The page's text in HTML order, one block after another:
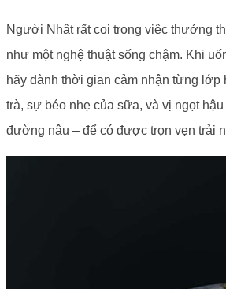
Người Nhật rất coi trọng việc thưởng
như một nghệ thuật sống chậm. Khi
hãy dành thời gian cảm nhận từng lớp
trà, sự béo nhẹ của sữa, và vị ngọt
đường nâu – để có được trọn vẹn trải